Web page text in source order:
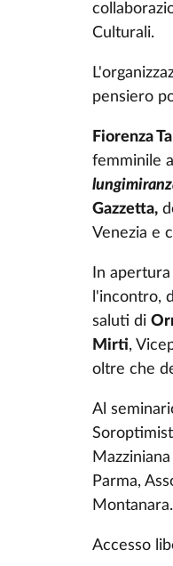
Culturali.
pensiero
Fiorenza
femminile
Gazzetta,
Venezia e
In
l'incontro,
saluti di
Mirti,
oltre che
Al
Parma,
Montanara.
Accesso